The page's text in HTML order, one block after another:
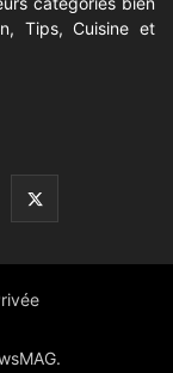
Tips, Cuisine et